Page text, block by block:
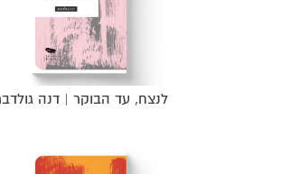
לנצח, עד הבוקר | דנה